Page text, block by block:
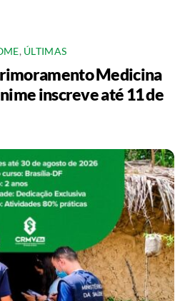
, ÚLTIMAS
Medicina
inscreve até 11 de